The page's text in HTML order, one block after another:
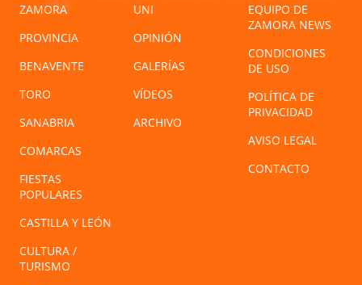
ZAMORA
PROVINCIA
BENAVENTE
TORO
SANABRIA
COMARCAS
FIESTAS
POPULARES
CASTILLA Y LEÓN
CULTURA /
TURISMO
UNI
OPINIÓN
GALERÍAS
VÍDEOS
ARCHIVO
EQUIPO DE
ZAMORA NEWS
CONDICIONES
DE USO
POLÍTICA DE
PRIVACIDAD
AVISO LEGAL
CONTACTO